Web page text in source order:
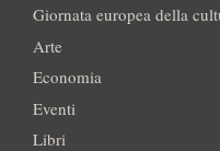
Giornata europea della
Arte
Economia
Eventi
Libri